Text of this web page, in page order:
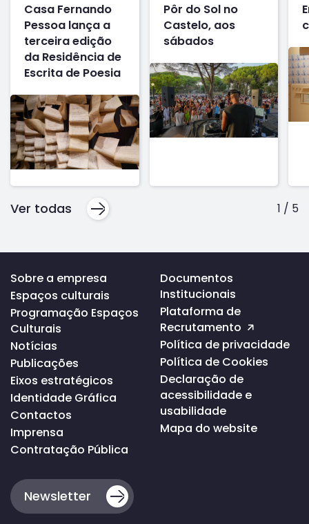
Casa Fernando
Pessoa lança a
terceira edição
da Residência de
Escrita de Poesia
Pôr do Sol no
Castelo, aos
sábados
1 / 5
Ver todas
Voltar
ao
topo
da
página
Sobre a empresa
Espaços culturais
Programação Espaços
Culturais
Notícias
Publicações
Eixos estratégicos
Identidade Gráfica
Contactos
Imprensa
Contratação Pública
Documentos
Institucionais
Plataforma de
Recrutamento
Política de privacidade
Política de Cookies
Declaração de
acessibilidade e
usabilidade
Mapa do website
Newsletter